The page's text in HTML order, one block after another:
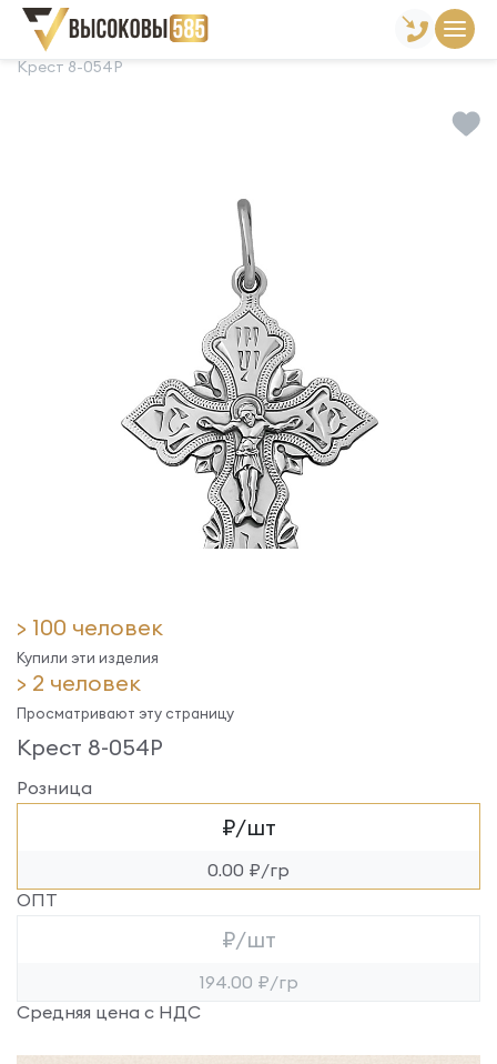
Главная Склад готовой продукции
Крест 8-054Р
> 100 человек
Купили эти изделия
> 2 человек
Просматривают эту страницу
Крест 8-054Р
Розница
₽/шт
0.00 ₽/гр
ОПТ
₽/шт
194.00 ₽/гр
Средняя цена с НДС